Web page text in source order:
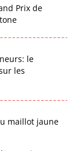
Prix de
le
les
maillot jaune